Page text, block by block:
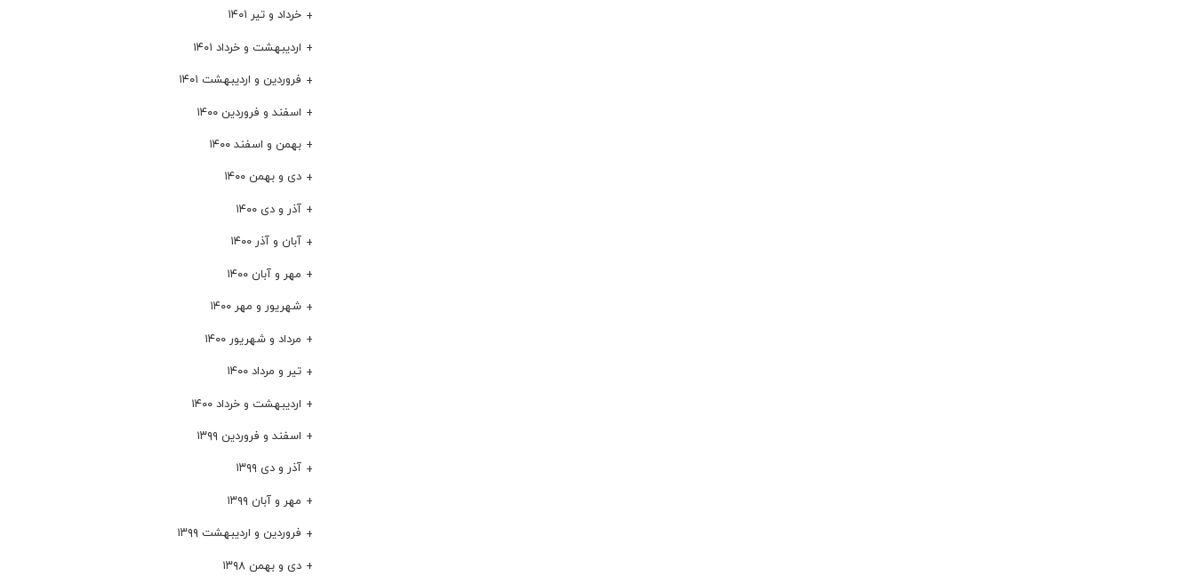
خرداد و تیر ۱۴۰۱
اردیبهشت و خرداد ۱۴۰۱
فروردین و اردیبهشت ۱۴۰۱
اسفند و فروردین ۱۴۰۰
بهمن و اسفند ۱۴۰۰
دی و بهمن ۱۴۰۰
آذر و دی ۱۴۰۰
آبان و آذر ۱۴۰۰
مهر و آبان ۱۴۰۰
شهریور و مهر ۱۴۰۰
مرداد و شهریور ۱۴۰۰
تیر و مرداد ۱۴۰۰
اردیبهشت و خرداد ۱۴۰۰
اسفند و فروردین ۱۳۹۹
آذر و دی ۱۳۹۹
مهر و آبان ۱۳۹۹
فروردین و اردیبهشت ۱۳۹۹
دی و بهمن ۱۳۹۸